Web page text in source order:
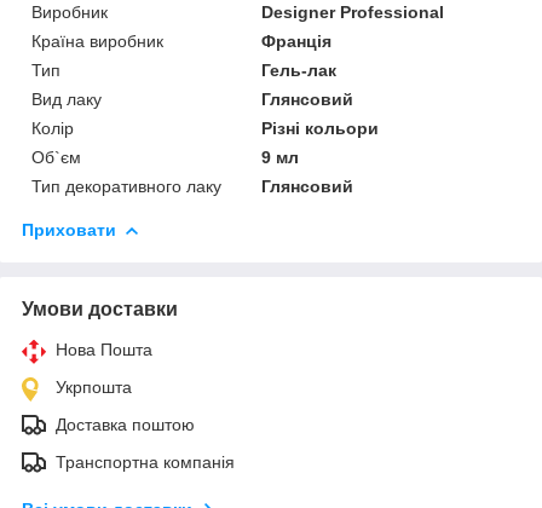
Виробник
Designer Professional
Країна виробник
Франція
Тип
Гель-лак
Вид лаку
Глянсовий
Колір
Різні кольори
Об`єм
9 мл
Тип декоративного лаку
Глянсовий
Приховати
Умови доставки
Нова Пошта
Укрпошта
Доставка поштою
Транспортна компанія